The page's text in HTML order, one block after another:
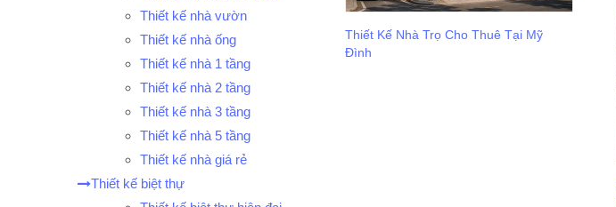
Thiết kế nhà vườn
Thiết kế nhà ống
Thiết kế nhà 1 tầng
Thiết kế nhà 2 tầng
Thiết kế nhà 3 tầng
Thiết kế nhà 5 tầng
Thiết kế nhà giá rẻ
Thiết kế biệt thự
Thiết Kế Nhà Trọ Cho Thuê Tại Mỹ
Đình